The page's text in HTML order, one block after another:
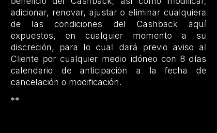
adicionar, renovar, ajustar o eliminar cualquiera
de las condiciones del Cashback aquí
expuestos, en cualquier momento a su
discreción, para lo cual dará previo aviso al
Cliente por cualquier medio idóneo con 8 días
calendario de anticipación a la fecha de
cancelación o modificación.
**